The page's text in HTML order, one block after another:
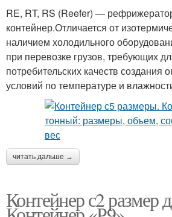
RE, RT, RS (Reefer) —
контейнер.Отличается от
наличием холодильного
при перевозке грузов, требующих
потребительских качеств создания
условий по температуре и
читать дальше →
Контейнер с2 размер